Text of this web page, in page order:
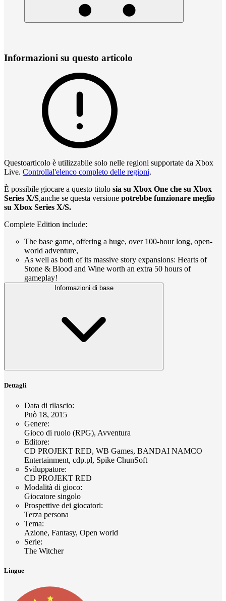
Informazioni su questo articolo
Questoarticolo è utilizzabile solo nelle regioni supportate da Xbox
Live. Controllal'elenco completo delle regioni.
È possibile giocare a questo titolo sia su Xbox One che su Xbox
Series X/S,anche se questa versione potrebbe funzionare meglio
su Xbox Series X/S.
Complete Edition include:
The base game, offering a huge, over 100-hour long, open-
world adventure,
As well as both of its massive story expansions: Hearts of
Stone & Blood and Wine worth an extra 50 hours of
gameplay!
Informazioni di base
Dettagli
Data di rilascio:
Può 18, 2015
Genere:
Gioco di ruolo (RPG), Avventura
Editore:
CD PROJEKT RED, WB Games, BANDAI NAMCO
Entertainment, cdp.pl, Spike ChunSoft
Sviluppatore:
CD PROJEKT RED
Modalità di gioco:
Giocatore singolo
Prospettive dei giocatori:
Terza persona
Tema:
Azione, Fantasy, Open world
Serie:
The Witcher
Lingue